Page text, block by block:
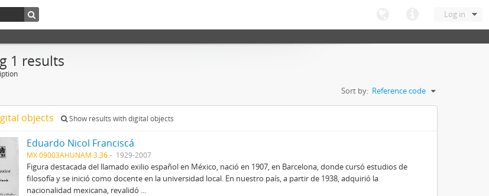
Log in
1 results
Sort by: Reference code
objects Show results with digital objects
Eduardo Nicol Franciscá
MX 09003AHUNAM 3.36 1929-2007
Figura destacada del llamado exilio español en México, nació en 1907, en Barcelona, donde cursó estudios de
filosofía y se inició como docente en la universidad local. En nuestro país, a partir de 1938, adquirió la
nacionalidad mexicana, revalidó ...